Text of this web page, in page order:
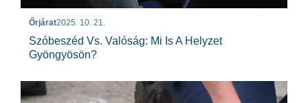
Őrjárat2025. 10. 21.
Szóbeszéd Vs. Valóság: Mi Is A Helyzet
Gyöngyösön?